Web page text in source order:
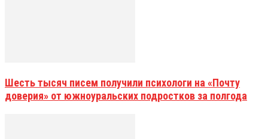
Шесть тысяч писем получили психологи на «Почту
доверия» от южноуральских подростков за полгода